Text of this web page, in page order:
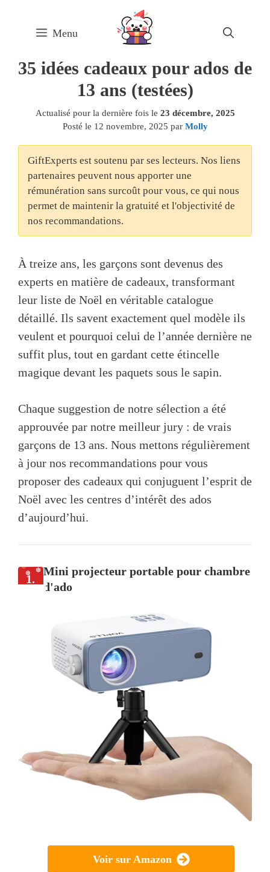
Menu
35 idées cadeaux pour ados de
13 ans (testées)
Actualisé pour la dernière fois le 23 décembre, 2025
Posté le 12 novembre, 2025 par Molly
GiftExperts est soutenu par ses lecteurs. Nos liens
partenaires peuvent nous apporter une
rémunération sans surcoût pour vous, ce qui nous
permet de maintenir la gratuité et l'objectivité de
nos recommandations.
À treize ans, les garçons sont devenus des
experts en matière de cadeaux, transformant
leur liste de Noël en véritable catalogue
détaillé. Ils savent exactement quel modèle ils
veulent et pourquoi celui de l’année dernière ne
suffit plus, tout en gardant cette étincelle
magique devant les paquets sous le sapin.
Chaque suggestion de notre sélection a été
approuvée par notre meilleur jury : de vrais
garçons de 13 ans. Nous mettons régulièrement
à jour nos recommandations pour vous
proposer des cadeaux qui conjuguent l’esprit de
Noël avec les centres d’intérêt des ados
d’aujourd’hui.
1.
Mini projecteur portable pour chambre
d'ado
Voir sur Amazon